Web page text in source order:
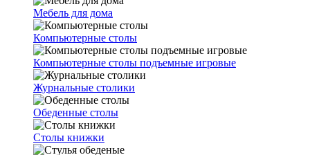
Мебель для дома
Компьютерные столы
Компьютерные столы подъемные игровые
Журнальные столики
Обеденные столы
Столы книжки